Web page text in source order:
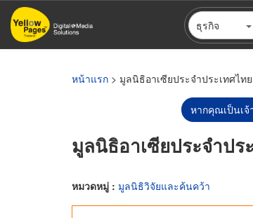
ข้าม
ไป
ธุรกิจ
หน้าแรก > มูลนิธิอาเซียประจำประเทศไทย
หากคุณเป็นเจ้
มูลนิธิอาเซียประจำปร
หมวดหมู่ : มูลนิธิวิจัยและค้นคว้า